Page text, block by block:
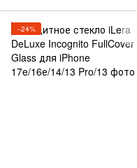
−24%